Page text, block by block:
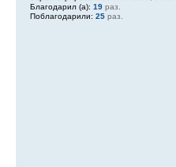
Благодарил (а): 19 раз.
Поблагодарили: 25 раз.